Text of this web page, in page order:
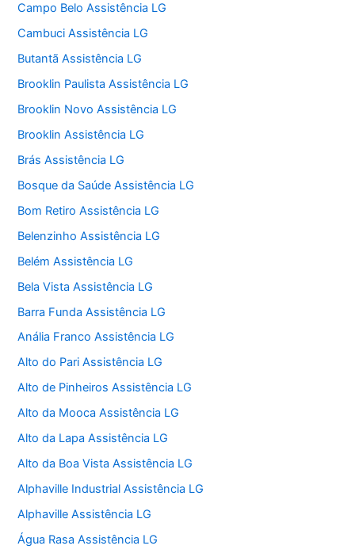
Campo Belo Assistência LG
Cambuci Assistência LG
Butantã Assistência LG
Brooklin Paulista Assistência LG
Brooklin Novo Assistência LG
Brooklin Assistência LG
Brás Assistência LG
Bosque da Saúde Assistência LG
Bom Retiro Assistência LG
Belenzinho Assistência LG
Belém Assistência LG
Bela Vista Assistência LG
Barra Funda Assistência LG
Anália Franco Assistência LG
Alto do Pari Assistência LG
Alto de Pinheiros Assistência LG
Alto da Mooca Assistência LG
Alto da Lapa Assistência LG
Alto da Boa Vista Assistência LG
Alphaville Industrial Assistência LG
Alphaville Assistência LG
Água Rasa Assistência LG